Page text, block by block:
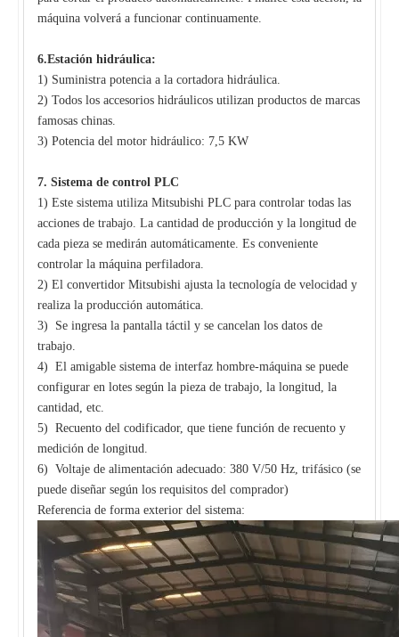
máquina volverá a funcionar continuamente.
6.Estación hidráulica:
1) Suministra potencia a la cortadora hidráulica.
2) Todos los accesorios hidráulicos utilizan productos de marcas
famosas chinas.
3) Potencia del motor hidráulico: 7,5 KW
7. Sistema de control PLC
1) Este sistema utiliza Mitsubishi PLC para controlar todas las
acciones de trabajo. La cantidad de producción y la longitud de
cada pieza se medirán automáticamente. Es conveniente
controlar la máquina perfiladora.
2) El convertidor Mitsubishi ajusta la tecnología de velocidad y
realiza la producción automática.
3) Se ingresa la pantalla táctil y se cancelan los datos de
trabajo.
4) El amigable sistema de interfaz hombre-máquina se puede
configurar en lotes según la pieza de trabajo, la longitud, la
cantidad, etc.
5) Recuento del codificador, que tiene función de recuento y
medición de longitud.
6) Voltaje de alimentación adecuado: 380 V/50 Hz, trifásico (se
puede diseñar según los requisitos del comprador)
Referencia de forma exterior del sistema: